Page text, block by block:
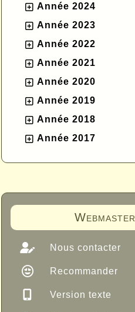
Année 2024
Année 2023
Année 2022
Année 2021
Année 2020
Année 2019
Année 2018
Année 2017
Nous contacter
Recommander
Version texte